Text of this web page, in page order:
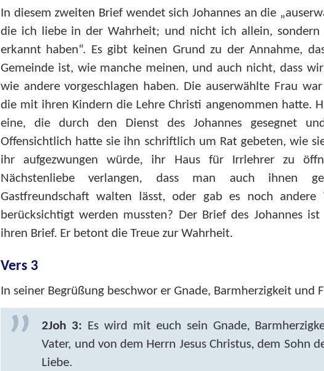
In diesem zweiten Brief wendet sich Johannes an die
die ich liebe in der Wahrheit; und nicht ich allein,
erkannt haben“. Es gibt keinen Grund zu der Annahme,
Gemeinde ist, wie manche meinen, und auch nicht, dass
wie andere vorgeschlagen haben. Die auserwählte Frau
die mit ihren Kindern die Lehre Christi angenommen hatte.
eine, die durch den Dienst des Johannes gesegnet
Offensichtlich hatte sie ihn schriftlich um Rat gebeten, wie
ihr aufgezwungen würde, ihr Haus für Irrlehrer zu
Nächstenliebe verlangen, dass man auch ihnen
Gastfreundschaft walten lässt, oder gab es noch andere
berücksichtigt werden mussten? Der Brief des Johannes
ihren Brief. Er betont die Treue zur Wahrheit.
Vers 3
In seiner Begrüßung beschwor er Gnade, Barmherzigkeit und
2Joh 3: Es wird mit euch sein Gnade,
Vater, und von dem Herrn Jesus Christus, dem Sohn
Liebe.